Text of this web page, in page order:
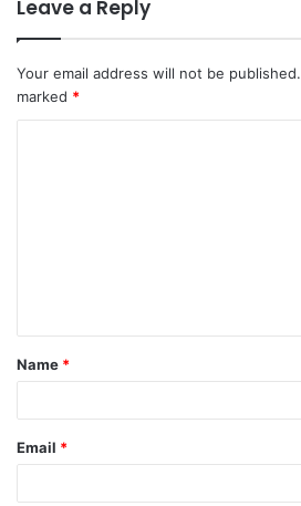
Leave a Reply
Your email address will not be published.
marked *
Name *
Email *